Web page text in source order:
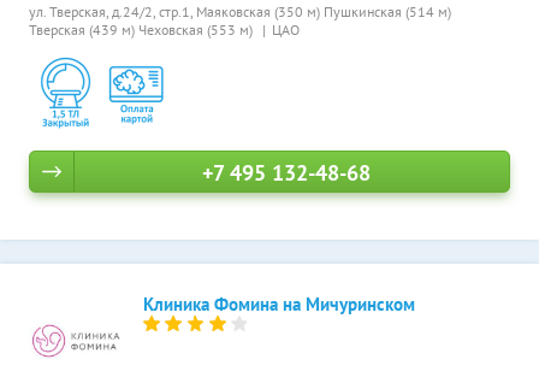
ул. Тверская, д.24/2, стр.1, Маяковская (350 м) Пушкинская (514 м)
Тверская (439 м) Чеховская (553 м) ЦАО
+7 495 132-48-68
Клиника Фомина на Мичуринском